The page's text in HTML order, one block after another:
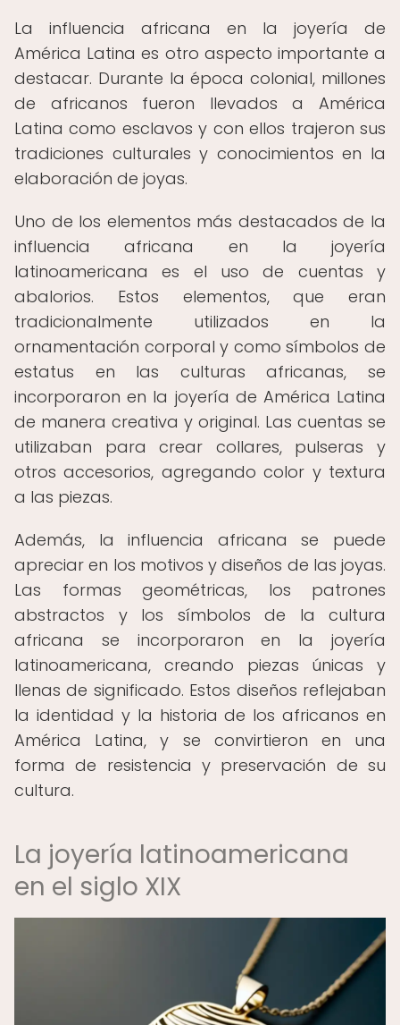
La influencia africana en la joyería de
América Latina es otro aspecto importante a
destacar. Durante la época colonial, millones
de africanos fueron llevados a América
Latina como esclavos y con ellos trajeron sus
tradiciones culturales y conocimientos en la
elaboración de joyas.
Uno de los elementos más destacados de la
influencia africana en la joyería
latinoamericana es el uso de cuentas y
abalorios. Estos elementos, que eran
tradicionalmente utilizados en la
ornamentación corporal y como símbolos de
estatus en las culturas africanas, se
incorporaron en la joyería de América Latina
de manera creativa y original. Las cuentas se
utilizaban para crear collares, pulseras y
otros accesorios, agregando color y textura
a las piezas.
Además, la influencia africana se puede
apreciar en los motivos y diseños de las joyas.
Las formas geométricas, los patrones
abstractos y los símbolos de la cultura
africana se incorporaron en la joyería
latinoamericana, creando piezas únicas y
llenas de significado. Estos diseños reflejaban
la identidad y la historia de los africanos en
América Latina, y se convirtieron en una
forma de resistencia y preservación de su
cultura.
La joyería latinoamericana
en el siglo XIX